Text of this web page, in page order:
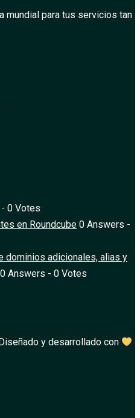
mundial para tus servicios tan
0 Votes
en Roundcube 0 Answers -
dominios adicionales, alias y
0 Answers - 0 Votes
y desarrollado con